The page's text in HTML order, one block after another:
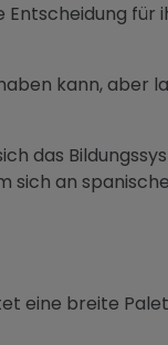
für
kann, aber
das
sich an
eine breite